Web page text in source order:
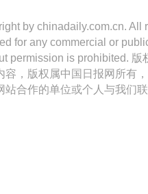
by chinadaily.com.cn. All
for any commercial or
permission is prohibited.
容，版权属中国日报网所有
站合作的单位或个人与我们